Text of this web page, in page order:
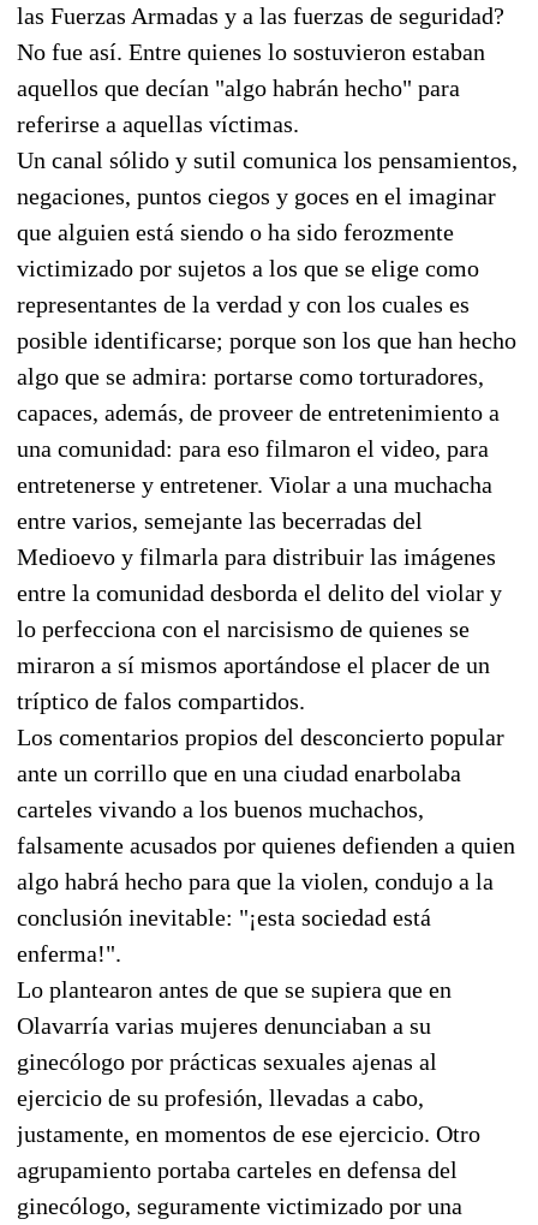
las Fuerzas Armadas y a las fuerzas de seguridad?
No fue así. Entre quienes lo sostuvieron estaban
aquellos que decían "algo habrán hecho" para
referirse a aquellas víctimas.
Un canal sólido y sutil comunica los pensamientos,
negaciones, puntos ciegos y goces en el imaginar
que alguien está siendo o ha sido ferozmente
victimizado por sujetos a los que se elige como
representantes de la verdad y con los cuales es
posible identificarse; porque son los que han hecho
algo que se admira: portarse como torturadores,
capaces, además, de proveer de entretenimiento a
una comunidad: para eso filmaron el video, para
entretenerse y entretener. Violar a una muchacha
entre varios, semejante las becerradas del
Medioevo y filmarla para distribuir las imágenes
entre la comunidad desborda el delito del violar y
lo perfecciona con el narcisismo de quienes se
miraron a sí mismos aportándose el placer de un
tríptico de falos compartidos.
Los comentarios propios del desconcierto popular
ante un corrillo que en una ciudad enarbolaba
carteles vivando a los buenos muchachos,
falsamente acusados por quienes defienden a quien
algo habrá hecho para que la violen, condujo a la
conclusión inevitable: "¡esta sociedad está
enferma!".
Lo plantearon antes de que se supiera que en
Olavarría varias mujeres denunciaban a su
ginecólogo por prácticas sexuales ajenas al
ejercicio de su profesión, llevadas a cabo,
justamente, en momentos de ese ejercicio. Otro
agrupamiento portaba carteles en defensa del
ginecólogo, seguramente victimizado por una